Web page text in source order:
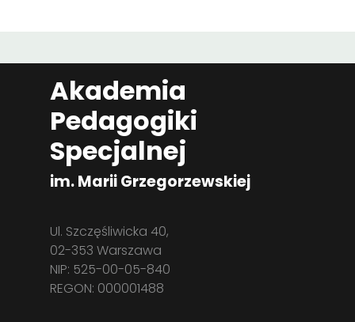
Akademia
Pedagogiki
Specjalnej
im. Marii Grzegorzewskiej
Ul. Szczęśliwicka 40,
02-353 Warszawa
NIP: 525-00-05-840
REGON: 000001488